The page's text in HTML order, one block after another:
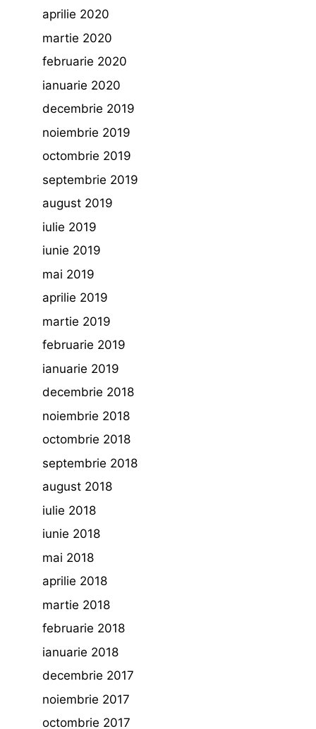
aprilie 2020
martie 2020
februarie 2020
ianuarie 2020
decembrie 2019
noiembrie 2019
octombrie 2019
septembrie 2019
august 2019
iulie 2019
iunie 2019
mai 2019
aprilie 2019
martie 2019
februarie 2019
ianuarie 2019
decembrie 2018
noiembrie 2018
octombrie 2018
septembrie 2018
august 2018
iulie 2018
iunie 2018
mai 2018
aprilie 2018
martie 2018
februarie 2018
ianuarie 2018
decembrie 2017
noiembrie 2017
octombrie 2017